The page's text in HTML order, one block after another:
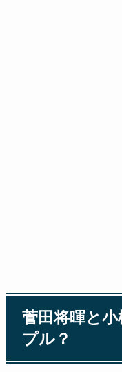
菅田将暉と
プル？